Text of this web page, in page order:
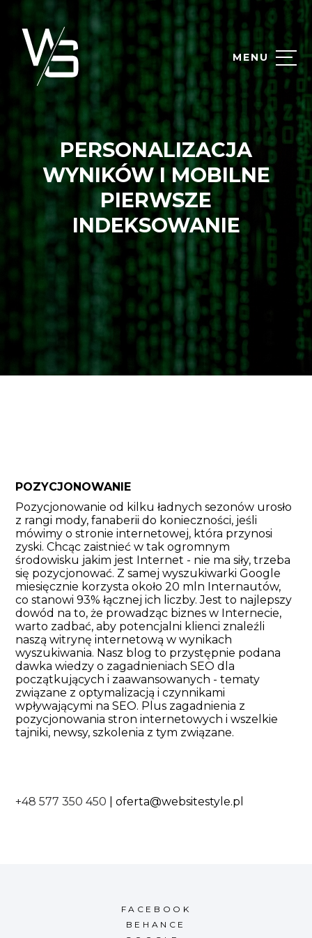
MENU
PERSONALIZACJA
WYNIKÓW I MOBILNE
PIERWSZE
INDEKSOWANIE
POZYCJONOWANIE
Pozycjonowanie od kilku ładnych sezonów urosło
z rangi mody, fanaberii do konieczności, jeśli
mówimy o stronie internetowej, która przynosi
zyski. Chcąc zaistnieć w tak ogromnym
środowisku jakim jest Internet - nie ma siły, trzeba
się pozycjonować. Z samej wyszukiwarki Google
miesięcznie korzysta około 20 mln Internautów,
co stanowi 93% łącznej ich liczby. Jest to najlepszy
dowód na to, że prowadząc biznes w Internecie,
warto zadbać, aby potencjalni klienci znaleźli
naszą witrynę internetową w wynikach
wyszukiwania. Nasz blog to przystępnie podana
dawka wiedzy o zagadnieniach SEO dla
początkujących i zaawansowanych - tematy
związane z optymalizacją i czynnikami
wpływającymi na SEO. Plus zagadnienia z
pozycjonowania stron internetowych i wszelkie
tajniki, newsy, szkolenia z tym związane.
+48 577 350 450 |oferta@websitestyle.pl
FACEBOOK
BEHANCE